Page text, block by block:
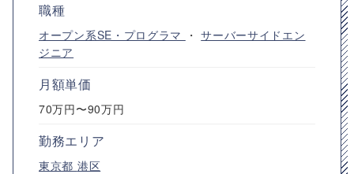
職種
オープン系SE・プログラマ ・サーバーサイドエン
ジニア
月額単価
70万円〜90万円
勤務エリア
東京都 港区